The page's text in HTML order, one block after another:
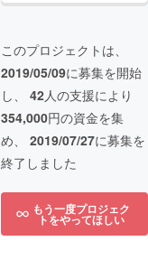
このプロジェクトは、
2019/05/09に募集を開始
し、 42人の支援により
354,000円の資金を集
め、 2019/07/27に募集を
終了しました
もう一度プロジェク
トをやってほしい